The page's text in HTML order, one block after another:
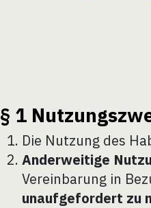
§ 1
Die Nutzung des
Anderweitige
Vereinbarung in
unaufgefordert zu